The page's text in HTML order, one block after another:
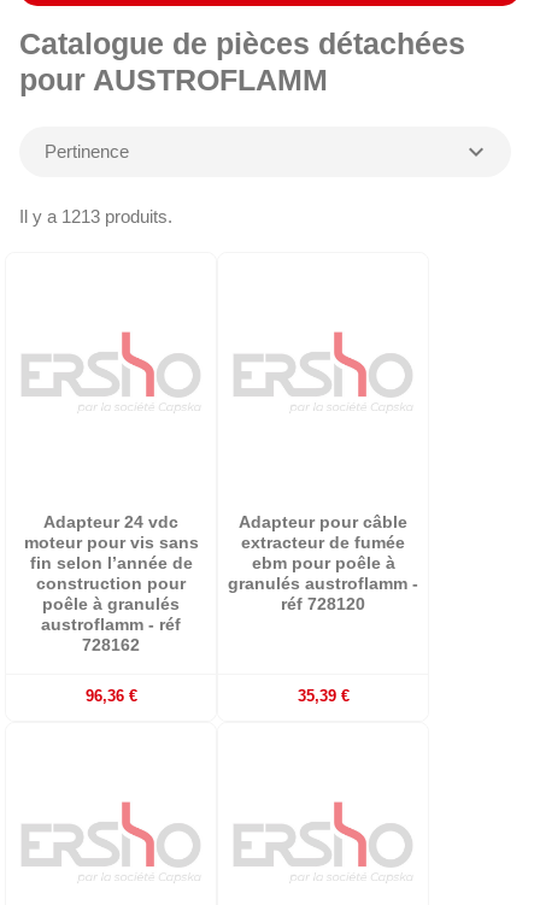
Catalogue de pièces détachées
pour AUSTROFLAMM
Il y a 1213 produits.
Pertinence expand_more
Adapteur 24 vdc
moteur pour vis sans
fin selon l’année de
construction pour
poêle à granulés
austroflamm - réf
728162
96,36 €
Adapteur pour câble
extracteur de fumée
ebm pour poêle à
granulés austroflamm -
réf 728120
35,39 €